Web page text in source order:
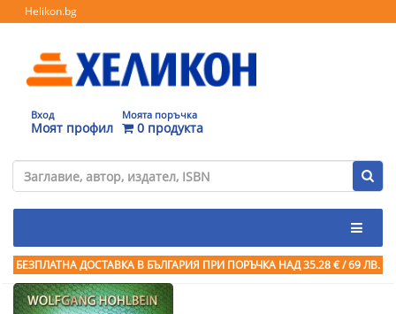
Helikon.bg
Вход
Моят профил
Моята поръчка
0 продукта
БЕЗПЛАТНА ДОСТАВКА В БЪЛГАРИЯ ПРИ ПОРЪЧКА НАД 35.28 € / 69 ЛВ.